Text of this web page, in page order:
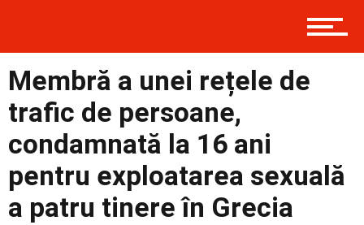
Politică
Externe
Social
Membră a unei rețele de
trafic de persoane,
condamnată la 16 ani
pentru exploatarea sexuală
a patru tinere în Grecia